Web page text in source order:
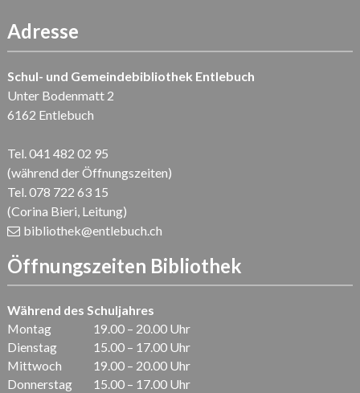
Adresse
Schul- und Gemeindebibliothek Entlebuch
Unter Bodenmatt 2
6162 Entlebuch
Tel. 041 482 02 95
(während der Öffnungszeiten)
Tel. 078 722 63 15
(Corina Bieri, Leitung)
bibliothek@entlebuch.ch
Öffnungszeiten Bibliothek
Während des Schuljahres
Montag
19.00 – 20.00 Uhr
Dienstag
15.00 – 17.00 Uhr
Mittwoch
19.00 – 20.00 Uhr
Donnerstag
15.00 – 17.00 Uhr